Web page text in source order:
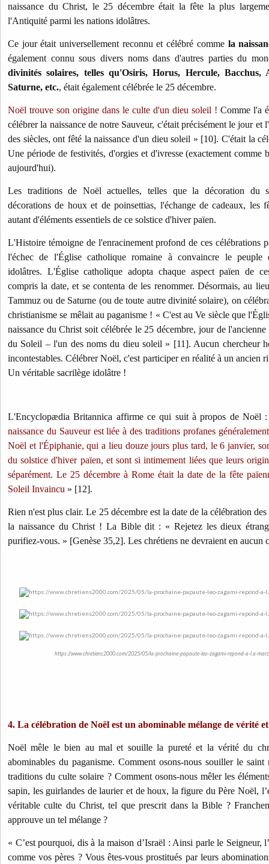
naissance du Christ, le 25 décembre était la fête la plus
l'Antiquité parmi les nations idolâtres.
Ce jour était universellement reconnu et célébré commela
également connu sous divers noms dans d'autres parties du
divinités solaires, telles qu'Osiris, Horus, Hercule, Bacchus,
Saturne, etc., était également célébrée le 25 décembre.
Noël trouve son origine dans le culte d'un dieu soleil ! Comme l'a
célébrer la naissance de notre Sauveur, c'était précisément le jour et
des siècles, ont fêté la naissance d'un dieu soleil » [10]. C'était la
Une période de festivités, d'orgies et d'ivresse (exactement comme
aujourd'hui).
Les traditions de Noël actuelles, telles que la décoration du
décorations de houx et de poinsettias, l'échange de cadeaux, les
autant d'éléments essentiels de ce solstice d'hiver païen.
L'Histoire témoigne de l'enracinement profond de ces célébrations
l'échec de l'Église catholique romaine à convaincre le peuple
idolâtres. L'Église catholique adopta chaque aspect païen de
compris la date, et se contenta de les renommer. Désormais, au
Tammuz ou de Saturne (ou de toute autre divinité solaire), on
christianisme se mêlait au paganisme ! « C'est au Ve siècle que
naissance du Christ soit célébrée le 25 décembre, jour de
du Soleil – l'un des noms du dieu soleil » [11]. Aucun chercheur
incontestables. Célébrer Noël, c'est participer en réalité à un ancien
Un véritable sacrilège idolâtre !
L'Encyclopædia Britannica affirme ce qui suit à propos de Noël
naissance du Sauveur est liée à des traditions profanes
Noël et l'Épiphanie, qui a lieu douze jours plus tard, le 6 janvier,
du solstice d'hiver païen, et sont si intimement liées que leurs
séparément. Le 25 décembre à Rome était la date de la fête
Soleil Invaincu » [12].
Rien n'est plus clair. Le 25 décembre est la date de la célébration
la naissance du Christ ! La Bible dit : « Rejetez les dieux
purifiez-vous. » [Genèse 35,2]. Les chrétiens ne devraient en aucun
https://www.chretiens2000.com/2025/05/la-prochaine-papaute-leo-zagami-repond-a-l.a-
4. La célébration de Noël est un abominable mélange de vérité
Noël mêle le bien au mal et souille la pureté et la vérité du
abominables du paganisme. Comment osons-nous souiller le
traditions du culte solaire ? Comment osons-nous mêler les
sapin, les guirlandes de laurier et de houx, la figure du Père Noël,
véritable culte du Christ, tel que prescrit dans la Bible ?
approuve un tel mélange ?
« C’est pourquoi, dis à la maison d’Israël : Ainsi parle le Seigneur,
comme vos pères ? Vous êtes-vous prostitués par leurs